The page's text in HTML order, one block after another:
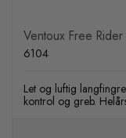
Ventoux Free
6104
Let og luftig
kontrol og greb.